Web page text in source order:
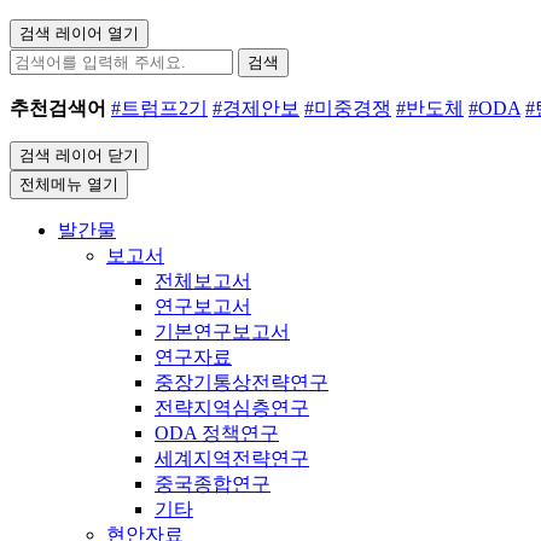
검색 레이어 열기
검색
추천검색어 #트럼프2기 #경제안보 #미중경쟁 #반도체 #ODA #
검색 레이어 닫기
전체메뉴 열기
발간물
보고서
전체보고서
연구보고서
기본연구보고서
연구자료
중장기통상전략연구
전략지역심층연구
ODA 정책연구
세계지역전략연구
중국종합연구
기타
현안자료